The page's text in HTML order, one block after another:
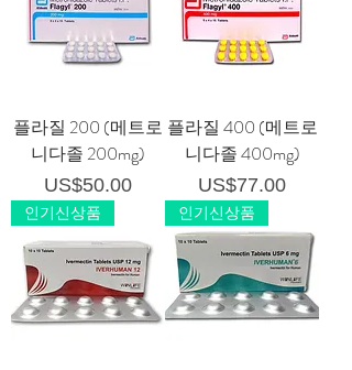
플라질 200 (메트로
니다졸 200mg)
가격
US$50.00
플라질 400 (메트로
니다졸 400mg)
가격
US$77.00
인기신상품
인기신상품